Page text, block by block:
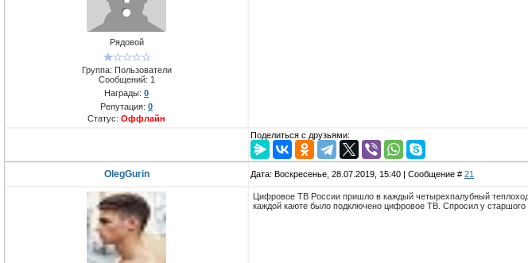
Рядовой
Группа: Пользователи
Сообщений: 1
Награды: 0
Репутация: 0
Статус: Оффлайн
Поделиться с друзьями:
OlegGurin Дата: Воскресенье, 28.07.2019, 15:40 | Сообщение # 21
Цифровое ТВ России пришло в каждый четырехпалубный
каждой каюте было подключено цифровое ТВ. Спросил у